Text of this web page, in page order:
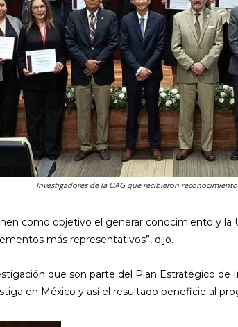
Investigadores de la UAG que recibieron reconocimiento.
como objetivo el generar conocimiento y
más representativos”, dijo.
que son parte del Plan Estratégico de
en México y así el resultado beneficie al